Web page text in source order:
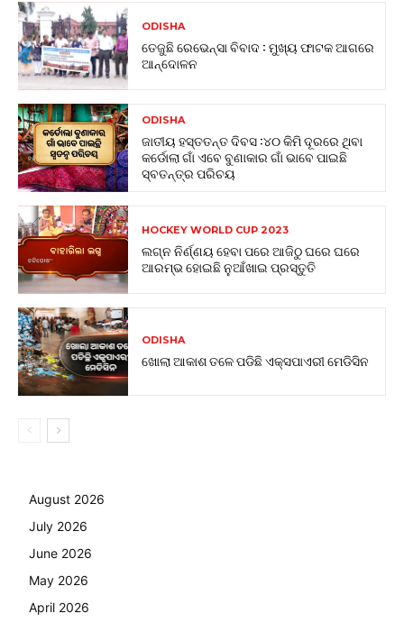
ODISHA
ତେଜୁଛି ରେଭେନ୍ସା ବିବାଦ : ମୁଖ୍ୟ ଫାଟକ ଆଗରେ
ଆନ୍ଦୋଳନ
ODISHA
ଜାତୀୟ ହସ୍ତତନ୍ତ ଦିବସ :୪୦ କିମି ଦୂରରେ ଥିବା
କର୍ଡୋଲା ଗାଁ ଏବେ ବୁଣାକାର ଗାଁ ଭାବେ ପାଇଛି
ସ୍ବତନ୍ତ୍ର ପରିଚୟ
HOCKEY WORLD CUP 2023
ଲଗ୍ନ ନିର୍ଣ୍ଣୟ ହେବା ପରେ ଆଜିଠୁ ଘରେ ଘରେ
ଆରମ୍ଭ ହୋଇଛି ନୁଆଁଖାଇ ପ୍ରସ୍ତୁତି
ODISHA
ଖୋଲା ଆକାଶ ତଳେ ପଡିଛି ଏକ୍ସପାଏରୀ ମେଡିସିନ
August 2026
July 2026
June 2026
May 2026
April 2026